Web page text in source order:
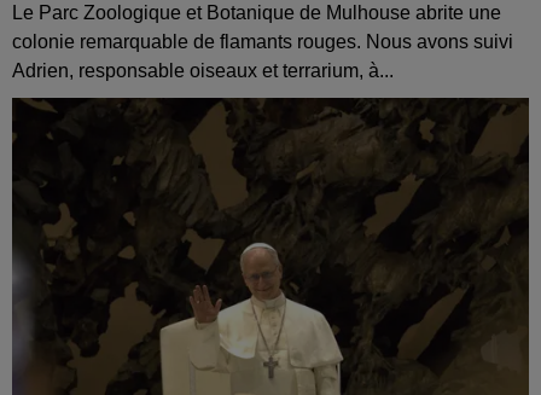
Le Parc Zoologique et Botanique de Mulhouse abrite une
colonie remarquable de flamants rouges. Nous avons suivi
Adrien, responsable oiseaux et terrarium, à...